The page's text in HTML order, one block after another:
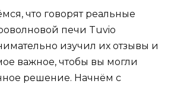
что говорят реальные
печи Tuvio
изучил их отзывы и
важное, чтобы вы могли
решение. Начнём с